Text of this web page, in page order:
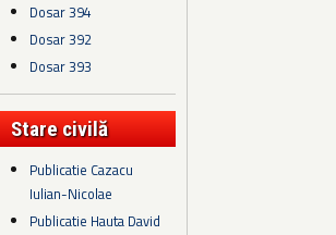
Dosar 394
Dosar 392
Dosar 393
Stare civilă
Publicatie Cazacu
Iulian-Nicolae
Publicatie Hauta David